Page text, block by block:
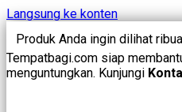
Langsung ke konten
Produk Anda ingin dilihat
Tempatbagi.com siap
menguntungkan. Kunjungi